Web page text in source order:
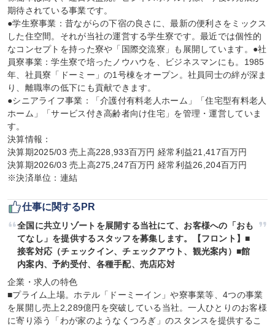
期待されている事業です。
●学生寮事業：昔ながらの下宿の良さに、最新の便利さをミックス
した住空間。それが当社の運営する学生寮です。最近では個性的
なコンセプトを持った寮や「国際交流寮」も展開しています。●社
員寮事業：学生寮で培ったノウハウを、ビジネスマンにも。1985
年、社員寮「ドーミー」の1号棟をオープン。社員同士の絆が深ま
り、離職率の低下にも貢献できます。
●シニアライフ事業：「介護付有料老人ホーム」「住宅型有料老人
ホーム」「サービス付き高齢者向け住宅」を管理・運営していま
す。
決算情報：
決算期2025/03 売上高228,933百万円 経常利益21,417百万円
決算期2026/03 売上高275,247百万円 経常利益26,204百万円
※決済単位：連結
仕事に関するPR
全国に共立リゾートを展開する当社にて、お客様への「おも
てなし」を提供するスタッフを募集します。【フロント】■
接客対応（チェックイン、チェックアウト、観光案内）■館
内案内、予約受付、各種手配、売店応対
企業・求人の特色
■プライム上場。ホテル「ドーミーイン」や寮事業等、4つの事業
を展開し売上2,289億円を突破している当社。一人ひとりのお客様
に寄り添う「わが家のようなくつろぎ」のスタンスを提供するこ